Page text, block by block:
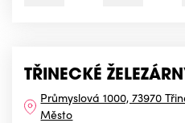
TŘINECKÉ
Průmyslová 1000, 73970
Město